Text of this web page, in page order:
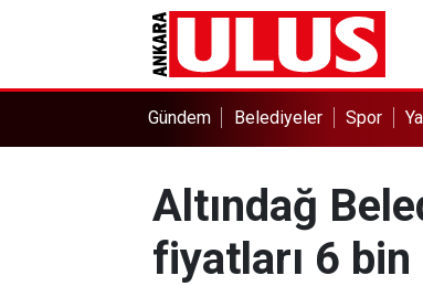
Gündem Belediyeler Spor
Altındağ
fiyatları 6